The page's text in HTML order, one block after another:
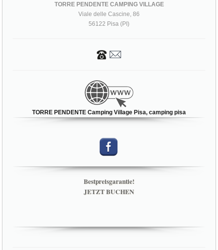
TORRE PENDENTE CAMPING VILLAGE
Viale delle Cascine, 86
56122 Pisa (PI)
TORRE PENDENTE Camping Village Pisa, camping pisa
Bestpreisgarantie!
JETZT BUCHEN